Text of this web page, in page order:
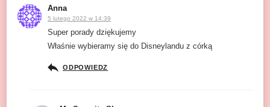
Anna
5 lutego 2022 w 14:39
Super porady dziękujemy
Właśnie wybieramy się do Disneylandu z córką
ODPOWIEDZ